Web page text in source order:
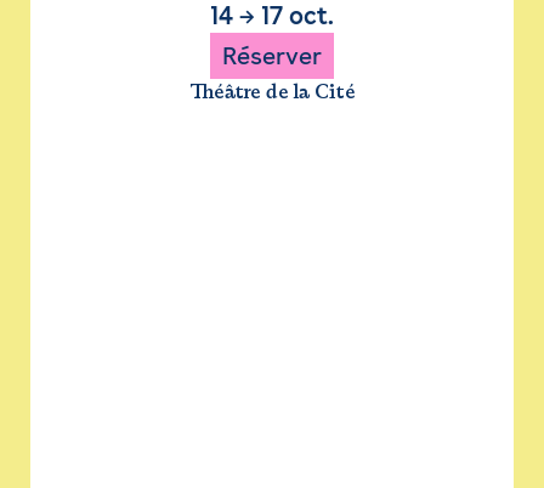
14 → 17 oct.
Réserver
Théâtre de la Cité